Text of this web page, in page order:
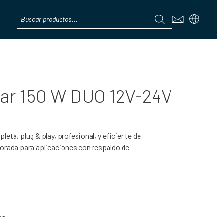
search
150 W DUO 12V-24V
plug & play, profesional, y eficiente de
para aplicaciones con respaldo de